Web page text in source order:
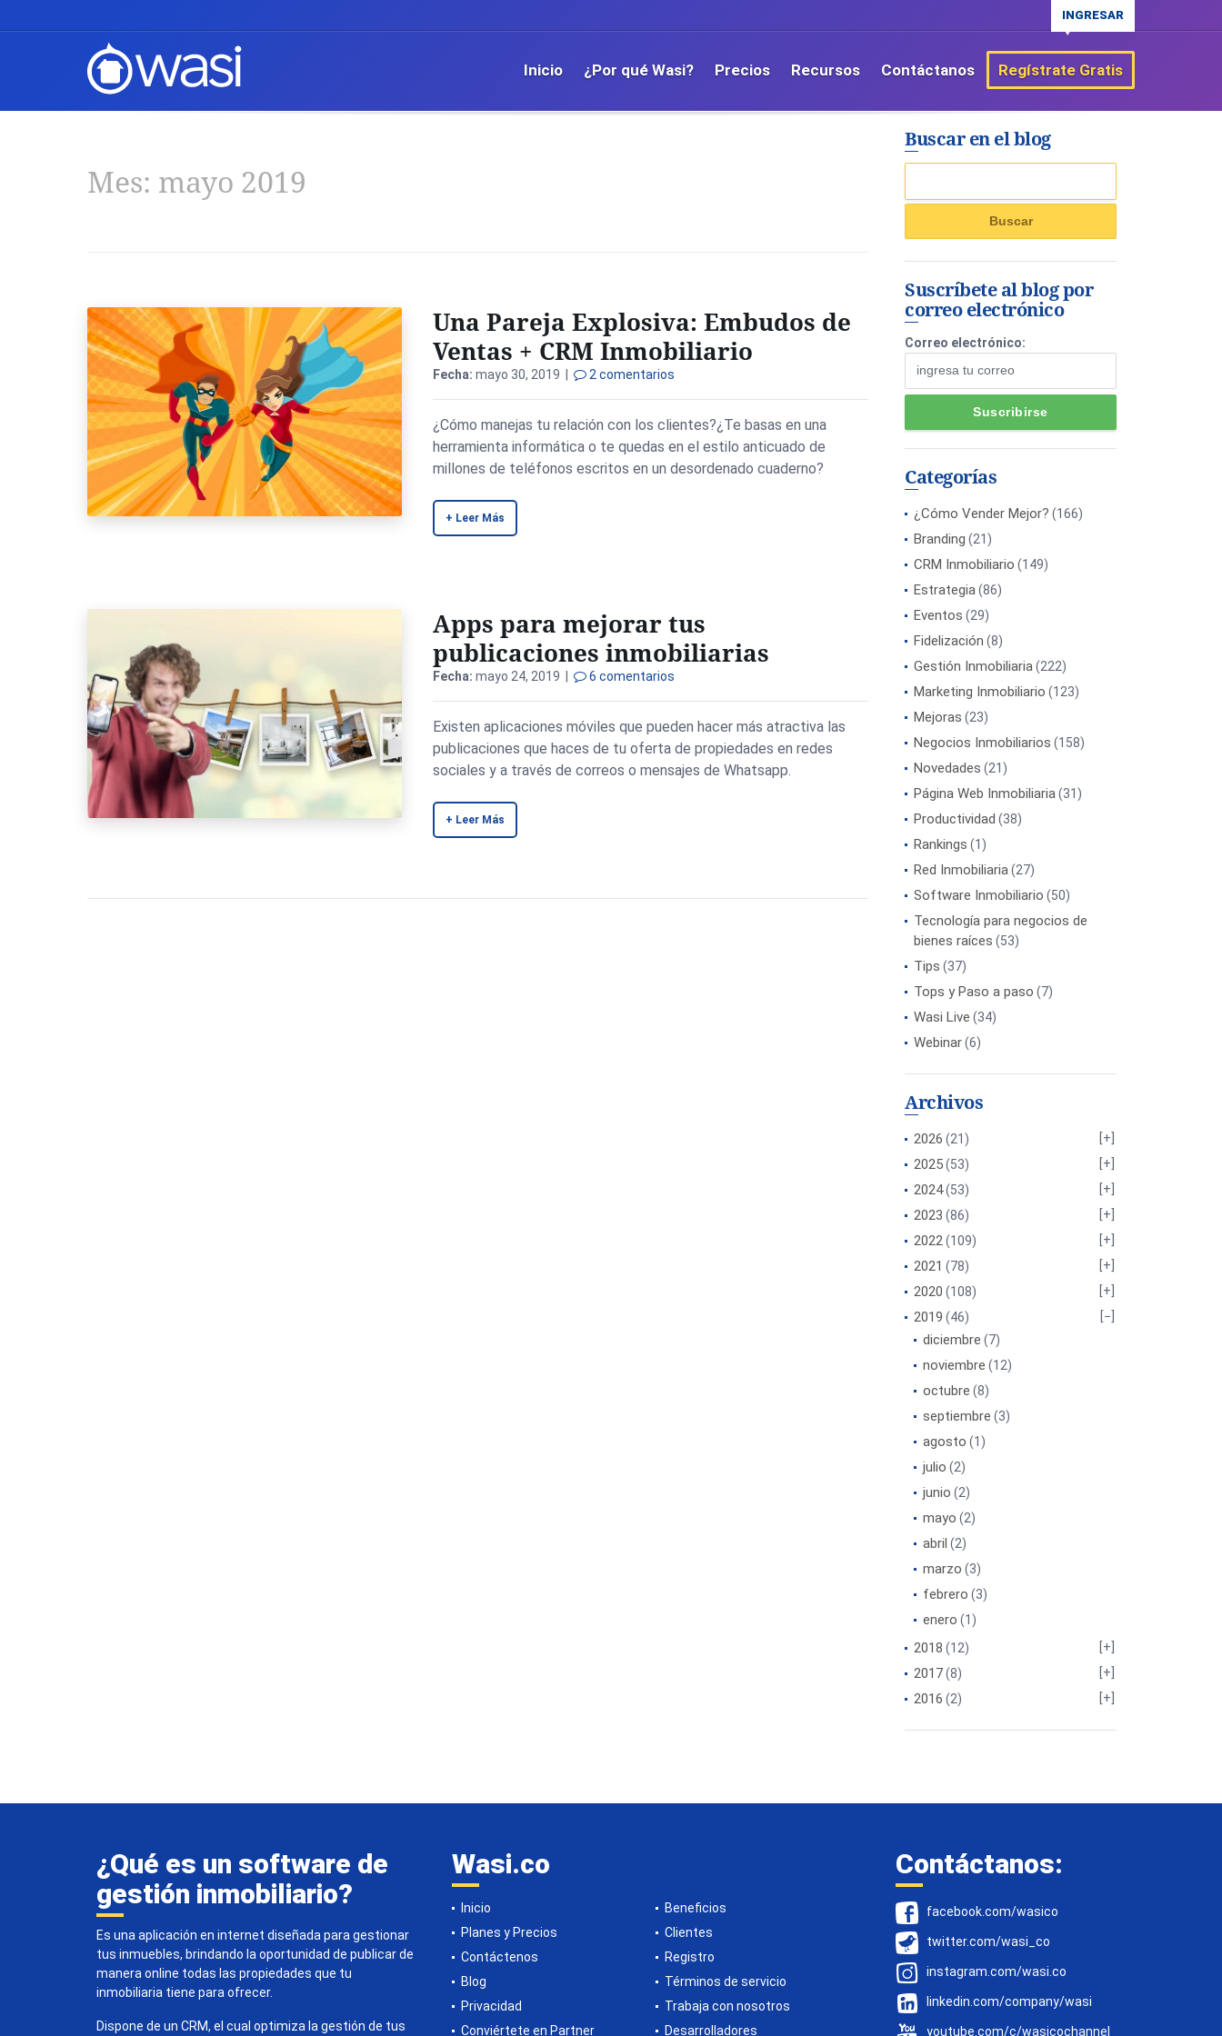
INGRESAR
Inicio ¿Por qué Wasi? Precios Recursos Contáctanos Regístrate Gratis
Mes: mayo 2019
Una Pareja Explosiva: Embudos de
Ventas + CRM Inmobiliario
Fecha: mayo 30, 2019 | 2 comentarios
¿Cómo manejas tu relación con los clientes?¿Te basas en una
herramienta informática o te quedas en el estilo anticuado de
millones de teléfonos escritos en un desordenado cuaderno?
+ Leer Más
Apps para mejorar tus
publicaciones inmobiliarias
Fecha: mayo 24, 2019 | 6 comentarios
Existen aplicaciones móviles que pueden hacer más atractiva las
publicaciones que haces de tu oferta de propiedades en redes
sociales y a través de correos o mensajes de Whatsapp.
+ Leer Más
Buscar en el blog
Suscríbete al blog por
correo electrónico
Correo electrónico:
Categorías
¿Cómo Vender Mejor? (166)
Branding (21)
CRM Inmobiliario (149)
Estrategia(86)
Eventos (29)
Fidelización (8)
Gestión Inmobiliaria(222)
Marketing Inmobiliario (123)
Mejoras (23)
Negocios Inmobiliarios (158)
Novedades (21)
Página Web Inmobiliaria(31)
Productividad (38)
Rankings (1)
Red Inmobiliaria(27)
Software Inmobiliario (50)
Tecnología para negocios de
bienes raíces (53)
Tips (37)
Tops y Paso a paso (7)
Wasi Live (34)
Webinar(6)
Archivos
2026 (21)
2025(53)
2024(53)
2023 (86)
2022(109)
2021 (78)
2020 (108)
2019 (46)
diciembre (7)
noviembre (12)
octubre (8)
septiembre (3)
agosto (1)
julio (2)
junio (2)
mayo (2)
abril (2)
marzo (3)
febrero (3)
enero (1)
2018 (12)
2017(8)
2016 (2)
¿Qué es un software de
gestión inmobiliario?
Es una aplicación en internet diseñada para gestionar
tus inmuebles, brindando la oportunidad de publicar de
manera online todas las propiedades que tu
inmobiliaria tiene para ofrecer.
Dispone de un CRM, el cual optimiza la gestión de tus
Wasi.co
Inicio
Beneficios
Planes y Precios
Clientes
Contáctenos
Registro
Blog
Términos de servicio
Privacidad
Trabaja con nosotros
Conviértete en Partner
Desarrolladores
Contáctanos:
facebook.com/wasico
twitter.com/wasi_co
instagram.com/wasi.co
linkedin.com/company/wasi
youtube.com/c/wasicochannel